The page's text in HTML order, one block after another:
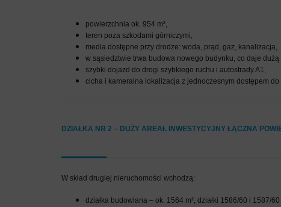
powierzchnia ok. 954 m²,
teren poza szkodami górniczymi,
media dostępne przy drodze: woda, prąd, gaz, kanalizacja,
w sąsiedztwie trwa budowa nowego budynku, co daje
szybki dojazd do drogi szybkiego ruchu i autostrady A1,
cicha i kameralna lokalizacja z jednoczesnym dostępem do
DZIAŁKA NR 2 – DUŻY AREAŁ INWESTYCYJNY ŁĄCZNA
W skład drugiej nieruchomości wchodzą:
działka budowlana – ok. 1564 m², działki 1586/60 i 1587/60